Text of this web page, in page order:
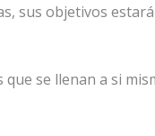
sus objetivos
se llenan a si